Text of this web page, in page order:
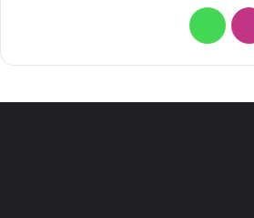
انستقرامواتساب